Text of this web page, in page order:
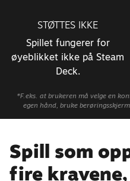
STØTTES IKKE
Spillet fungerer for
øyeblikket ikke på Steam
Deck.
*F.eks. at brukeren må velge en
egen hånd, bruke
Spill som
fire